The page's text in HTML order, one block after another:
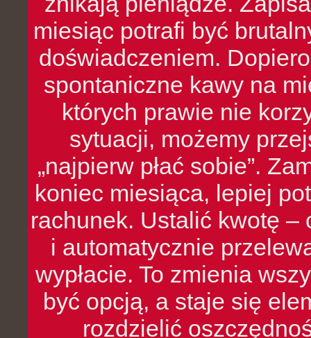
miesiąc potrafi być
doświadczeniem.
spontaniczne kawy na
których prawie nie
sytuacji, możemy
„najpierw płać sobie”.
koniec miesiąca, lepiej
rachunek. Ustalić kwotę
i automatycznie
wypłacie. To zmienia
być opcją, a staje się
rozdzielić